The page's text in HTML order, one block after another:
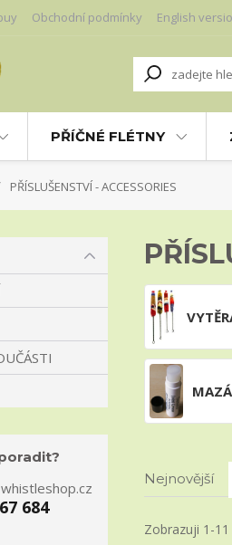
Obchodní podmínky English
PŘÍČNÉ FLÉTNY
PŘÍSLUŠENSTVÍ - ACCESSORIES
Nejnovější
Zobrazuji 1-11
684